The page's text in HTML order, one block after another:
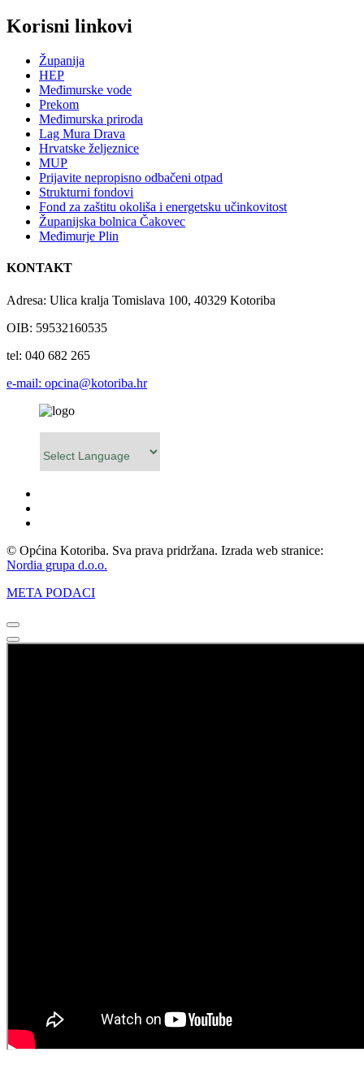
Korisni linkovi
Županija
HEP
Međimurske vode
Prekom
Međimurska priroda
Lag Mura Drava
Hrvatske željeznice
MUP
Prijavite nepropisno odbačeni otpad
Strukturni fondovi
Fond za zaštitu okoliša i energetsku učinkovitost
Županijska bolnica Čakovec
Međimurje Plin
KONTAKT
Adresa: Ulica kralja Tomislava 100, 40329 Kotoriba
OIB: 59532160535
tel: 040 682 265
e-mail: opcina@kotoriba.hr
© Općina Kotoriba. Sva prava pridržana. Izrada web stranice:
Nordia grupa d.o.o.
META PODACI